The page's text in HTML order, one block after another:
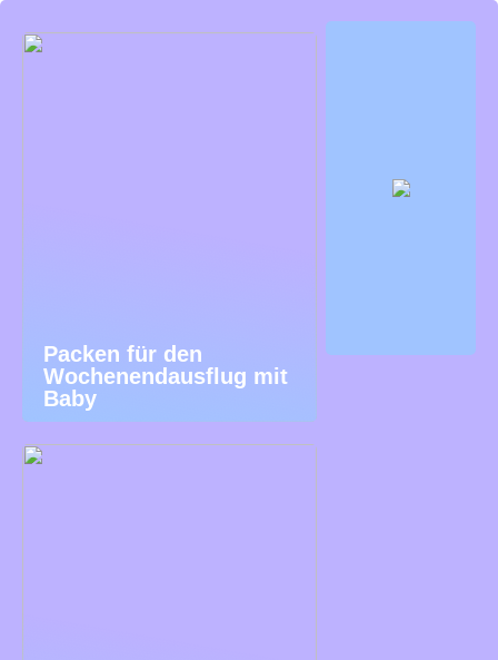
Packen für den
Wochenendausflug mit
Baby